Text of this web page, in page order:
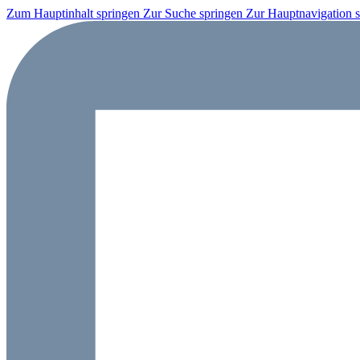
Zum Hauptinhalt springen Zur Suche springen Zur Hauptnavigation